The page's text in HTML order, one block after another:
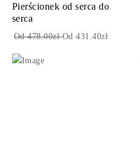
Pierścionek od serca do
serca
Od 478.00złOd 431.40zł